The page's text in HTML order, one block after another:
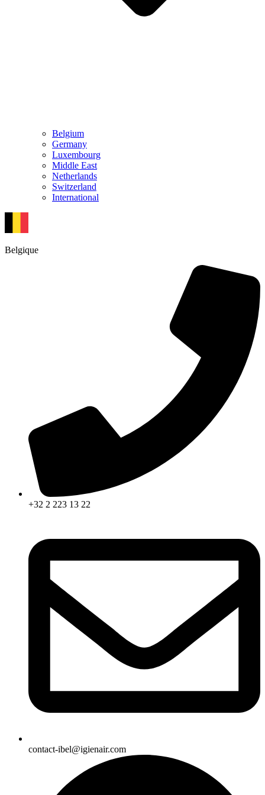
Belgium
Germany
Luxembourg
Middle East
Netherlands
Switzerland
International
Belgique
+32 2 223 13 22
contact-ibel@igienair.com